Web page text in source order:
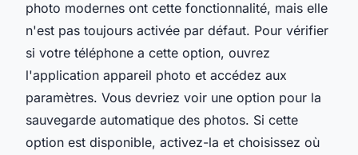
photo modernes ont cette fonctionnalité, mais elle
n'est pas toujours activée par défaut. Pour vérifier
si votre téléphone a cette option, ouvrez
l'application appareil photo et accédez aux
paramètres. Vous devriez voir une option pour la
sauvegarde automatique des photos. Si cette
option est disponible, activez-la et choisissez où